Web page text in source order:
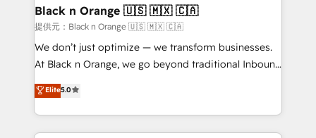
projet HubSpot avec DIGITALISIM : 🧽 Nettoyage,
migration et intégration des bases de données. 🚀
Développement des interfaces avec vos logiciels
métiers ⚙️ Configuration de la plateforme HubSpot
Book Process & Guidelines utilisateurs 🎓
Formations des utilisateurs
Black n Orange 🇺🇸 🇲🇽 🇨🇦
提供元：Black n Orange 🇺🇸 🇲🇽 🇨🇦
We don’t just optimize — we transform businesses.
At Black n Orange, we go beyond traditional Inbound
Marketing with our exclusive methodologies:
BOOMS and BOOST. Together, they form a powerful
combination that has driven success for over 800
businesses worldwide. As Elite HubSpot Partners, we
Elite5.0